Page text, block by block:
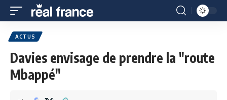
ACTUS
Davies envisage de prendre la "route
Mbappé"